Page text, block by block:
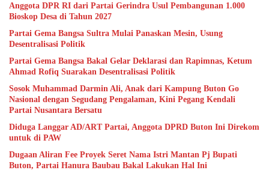
Anggota DPR RI dari Partai Gerindra Usul Pembangunan 1.000
Bioskop Desa di Tahun 2027
Partai Gema Bangsa Sultra Mulai Panaskan Mesin, Usung
Desentralisasi Politik
Partai Gema Bangsa Bakal Gelar Deklarasi dan Rapimnas, Ketum
Ahmad Rofiq Suarakan Desentralisasi Politik
Sosok Muhammad Darmin Ali, Anak dari Kampung Buton Go
Nasional dengan Segudang Pengalaman, Kini Pegang Kendali
Partai Nusantara Bersatu
Diduga Langgar AD/ART Partai, Anggota DPRD Buton Ini Direkom
untuk di PAW
Dugaan Aliran Fee Proyek Seret Nama Istri Mantan Pj Bupati
Buton, Partai Hanura Baubau Bakal Lakukan Hal Ini